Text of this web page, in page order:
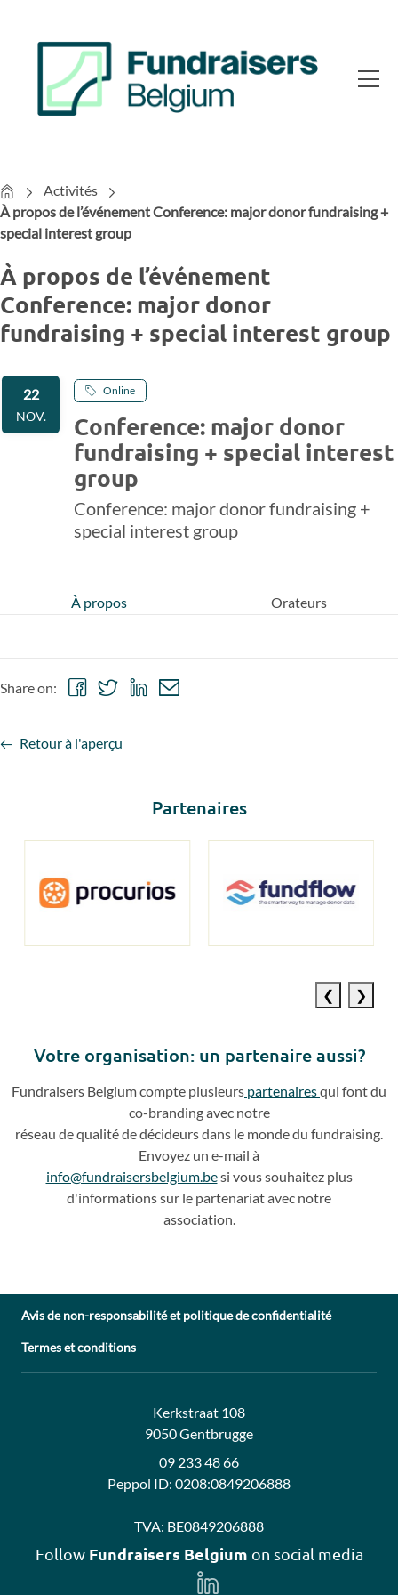
HomeActivités
À propos de l’événement Conference: major donor fundraising +
special interest group
À propos de l’événement
Conference: major donor
fundraising + special interest group
22
NOV.
Online
Conference: major donor
fundraising + special interest
group
Conference: major donor fundraising +
special interest group
À propos Orateurs
Retour à l'aperçu
Share on:
ShareShare ShareShare
Partenaires
Votre organisation: un partenaire aussi?
Fundraisers Belgium compte plusieurs partenairesqui font du
co-branding avec notre
réseau de qualité de décideurs dans le monde du fundraising.
Envoyez un e-mail à
info@fundraisersbelgium.besi vous souhaitez plus
d'informations sur le partenariat avec notre
association.
Avis de non-responsabilité et politique de confidentialité
Termes et conditions
Contact:
Adresse:
Kerkstraat 108
9050 Gentbrugge
09 233 48 66
Peppol ID: 0208:0849206888
TVA: BE0849206888
Follow Fundraisers Belgium on social media